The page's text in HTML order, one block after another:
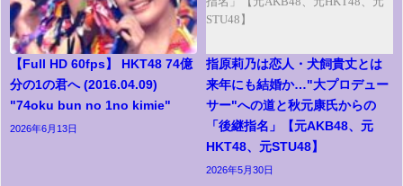
【Full HD 60fps】 HKT48 74億
分の1の君へ (2016.04.09)
"74oku bun no 1no kimie"
2026年6月13日
指原莉乃は恋人・犬飼貴丈とは
来年にも結婚か…"大プロデュー
サー"への道と秋元康氏からの
「後継指名」【元AKB48、元
HKT48、元STU48】
2026年5月30日